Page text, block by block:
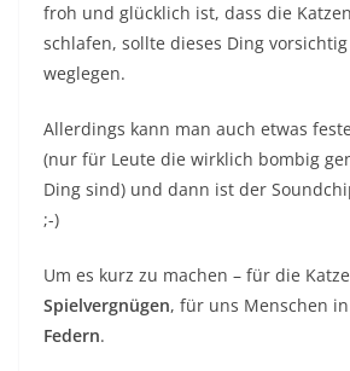
froh und glücklich ist, dass die
schlafen, sollte dieses Ding
weglegen.
Allerdings kann man auch etwas
(nur für Leute die wirklich bombig
Ding sind) und dann ist der
;-)
Um es kurz zu machen – für die
Spielvergnügen, für uns Menschen in
Federn.